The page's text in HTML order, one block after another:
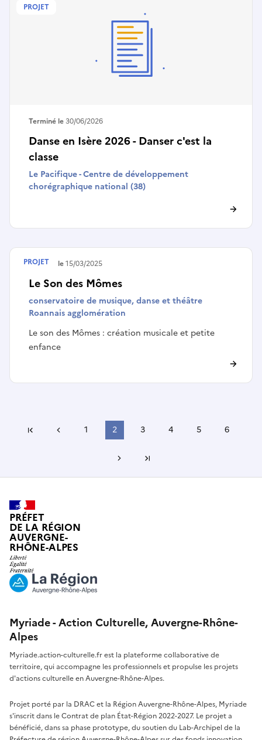
Danse en Isère 2026 - Danser c'est la
classe
Le Pacifique - Centre de développement
chorégraphique national (38)
Terminé le30/06/2026
PROJET
Le Son des Mômes
conservatoire de musique, danse et théâtre
Roannais agglomération
Le son des Mômes : création musicale et petite
enfance
Terminé le15/03/2025
PROJET
Première pagePage précédente
1 2 3 4 5 6
Page suivante
Dernière page
PRÉFET
DE LA RÉGION
AUVERGNE-
RHÔNE-ALPES
Myriade - Action Culturelle, Auvergne-Rhône-
Alpes
Myriade.action-culturelle.fr est la plateforme collaborative de
territoire, qui accompagne les professionnels et propulse les projets
d'actions culturelle en Auvergne-Rhône-Alpes.
Projet porté par la DRAC et la Région Auvergne-Rhône-Alpes, Myriade
s'inscrit dans le Contrat de plan État-Région 2022-2027. Le projet a
bénéficié, dans sa phase prototype, du soutien du Lab-Archipel de la